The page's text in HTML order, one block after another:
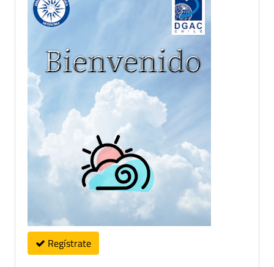
Regístrate